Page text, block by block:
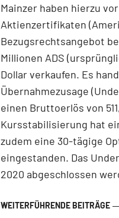
Mainzer haben hierzu
Aktienzertifikaten
Bezugsrechtsangebot
Millionen ADS
Dollar verkaufen. Es
Übernahmezusage
einen Bruttoerlös von
Kursstabilisierung hat
zudem eine 30-tägige
eingestanden. Das
2020 abgeschlossen